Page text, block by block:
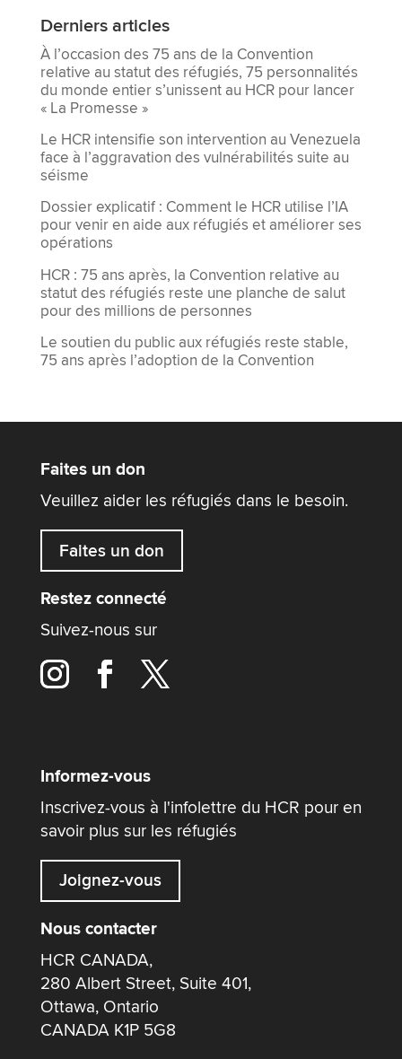
Derniers articles
À l’occasion des 75 ans de la Convention
relative au statut des réfugiés, 75 personnalités
du monde entier s’unissent au HCR pour lancer
« La Promesse »
Le HCR intensifie son intervention au Venezuela
face à l’aggravation des vulnérabilités suite au
séisme
Dossier explicatif : Comment le HCR utilise l’IA
pour venir en aide aux réfugiés et améliorer ses
opérations
HCR : 75 ans après, la Convention relative au
statut des réfugiés reste une planche de salut
pour des millions de personnes
Le soutien du public aux réfugiés reste stable,
75 ans après l’adoption de la Convention
Faites un don
Veuillez aider les réfugiés dans le besoin.
Faites un don
Restez connecté
Suivez-nous sur
Informez-vous
Inscrivez-vous à l'infolettre du HCR pour en
savoir plus sur les réfugiés
Joignez-vous
Nous contacter
HCR CANADA,
280 Albert Street, Suite 401,
Ottawa, Ontario
CANADA K1P 5G8